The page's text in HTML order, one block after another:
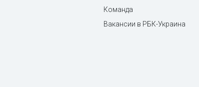
Команда
Вакансии в РБК-Украина